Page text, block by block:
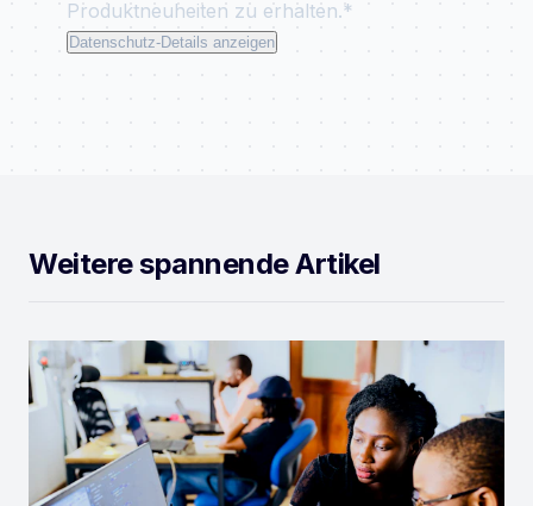
Produktneuheiten zu erhalten.*
Datenschutz-Details anzeigen
Weitere spannende Artikel